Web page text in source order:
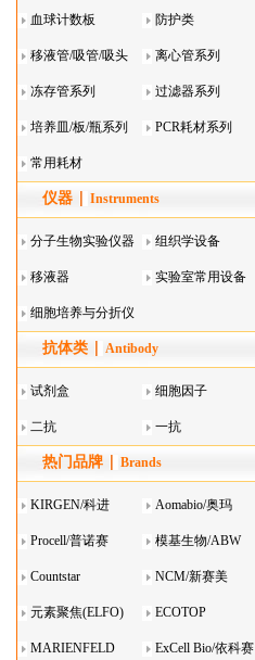
血球计数板 防护类
移液管/吸管/吸头
系列
离心管系列
冻存管系列 过滤器系列
培养皿/板/瓶系列 PCR耗材系列
常用耗材
仪器 Instruments
分子生物实验仪器 组织学设备
移液器 实验室常用设备
细胞培养与分折仪
器叠
抗体类 Antibody
试剂盒 细胞因子
二抗 一抗
热门品牌 Brands
KIRGEN/科进 Aomabio/奥玛
Procell/普诺赛 模基生物/ABW
Countstar NCM/新赛美
元素聚焦(ELFO) ECOTOP
MARIENFELD ExCell Bio/依科赛